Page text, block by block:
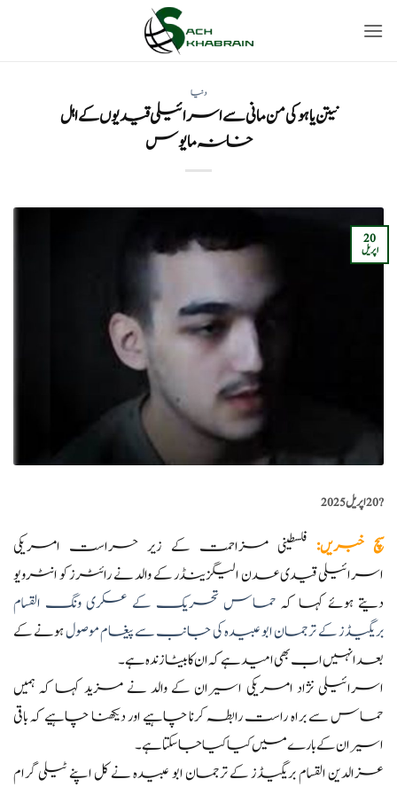
دنیا
نیتن یاہو کی من مانی سے اسرائیلی قیدیوں کے اہل
خانہ مایوس
20
اپریل
?️20 اپریل 2025
سچ خبریں: فلسطینی مزاحمت کے زیر حراست امریکی
اسرائیلی قیدی عدن الیگزینڈر کے والد نے رائٹرز کو انٹرویو
دیتے ہوئے کہا کہ حماس تحریک کے عسکری ونگ القسام
بریگیڈز کے ترجمان ابو عبیدہ کی جانب سے پیغام موصولہونے کے
بعد انہیں اب بھی امید ہے کہ ان کا بیٹا زندہ ہے۔
اسرائیلی نژاد امریکی اسیران کے والد نے مزید کہا کہ ہمیں
حماس سے براہ راست رابطہ کرنا چاہیے اور دیکھنا چاہیے کہ باقی
اسیران کے بارے میں کیا کیا جا سکتا ہے۔
عزالدین القسام بریگیڈز کے ترجمان ابو عبیدہ نے کل اپنے ٹیلی گرام